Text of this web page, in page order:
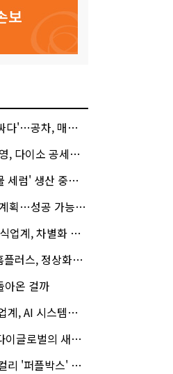
, 매각 성공할까
에 '가성비'로 맞불
' 생산 중단한다
공 가능성은 '글쎄'
별화 경쟁 본격화
상화까진 '까마득'
아온 걸까
시스템화 박차
의 새로운 투자법
박스' 대안 될까